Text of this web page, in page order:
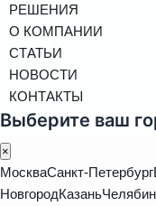
РЕШЕНИЯ
О КОМПАНИИ
СТАТЬИ
НОВОСТИ
КОНТАКТЫ
Выберите ваш
×
МоскваСанкт-Петербург
НовгородКазань